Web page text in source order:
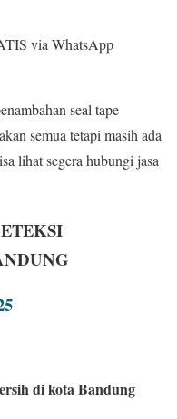
via WhatsApp
seal tape
semua tetapi masih ada
lihat segera hubungi jasa
di kota Bandung